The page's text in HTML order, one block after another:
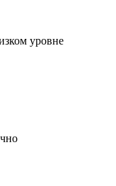
уровне